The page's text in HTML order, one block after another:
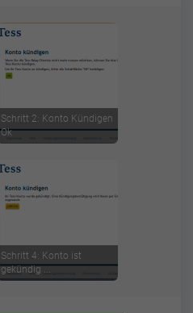
Schritt 2: Konto Kündigen
Ok
Schritt 4: Konto ist
gekündig ...